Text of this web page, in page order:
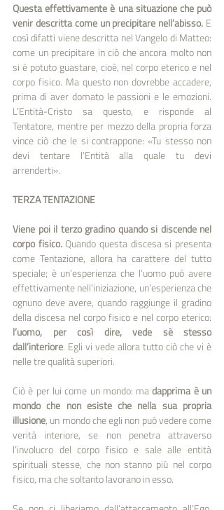
Questa effettivamente è una situazione che può
venir descritta come un precipitare nell’abisso. E
così difatti viene descritta nel Vangelo di Matteo:
come un precipitare in ciò che ancora molto non
si è potuto guastare, cioè, nel corpo eterico e nel
corpo fisico. Ma questo non dovrebbe accadere,
prima di aver domato le passioni e le emozioni.
L’Entità-Cristo sa questo, e risponde al
Tentatore, mentre per mezzo della propria forza
vince ciò che le si contrappone: «Tu stesso non
devi tentare l’Entità alla quale tu devi
arrenderti».
TERZA TENTAZIONE
Viene poi il terzo gradino quando si discende nel
corpo fisico. Quando questa discesa si presenta
come Tentazione, allora ha carattere del tutto
speciale; è un’esperienza che l’uomo può avere
effettivamente nell’iniziazione, un’esperienza che
ognuno deve avere, quando raggiunge il gradino
l’uomo, per così dire, vede sè stesso
dall’interiore. Egli vi vede allora tutto ciò che vi è
nelle tre qualità superiori.
Ciò è per lui come un mondo: ma dapprima è un
mondo che non esiste che nella sua propria
illusione, un mondo che egli non può vedere come
verità interiore, se non penetra attraverso
l’involucro del corpo fisico e sale alle entità
spirituali stesse, che non stanno più nel corpo
fisico, ma che soltanto lavorano in esso.